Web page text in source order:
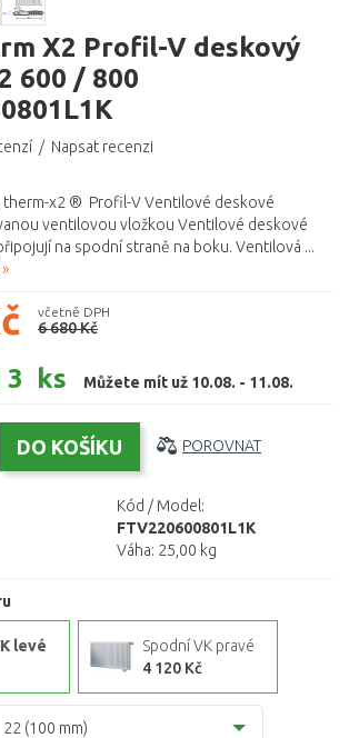
X2 Profil-V deskový
600 / 800
/ Napsat recenzi
x2 ® Profil-V Ventilové deskové
ventilovou vložkou Ventilové deskové
na spodní straně na boku. Ventilová ...
včetně DPH
6 680 Kč
3 ks Můžete mít už 10.08. - 11.08.
POROVNAT
Kód / Model:
FTV220600801L1K
Váha: 25,00 kg
levé
Spodní VK pravé
4 120 Kč
22 (100 mm)